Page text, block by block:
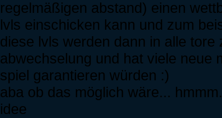
regelmäßigen abstand) einen
lvls einschicken kann und zum
diese lvls werden dann in alle
abwechselung und hat viele neue
spiel garantieren würden :)
aba ob das möglich wäre...
idee